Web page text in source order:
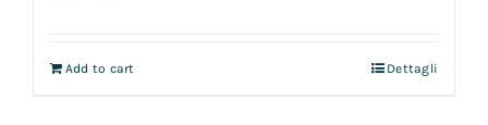
Add to cart Dettagli